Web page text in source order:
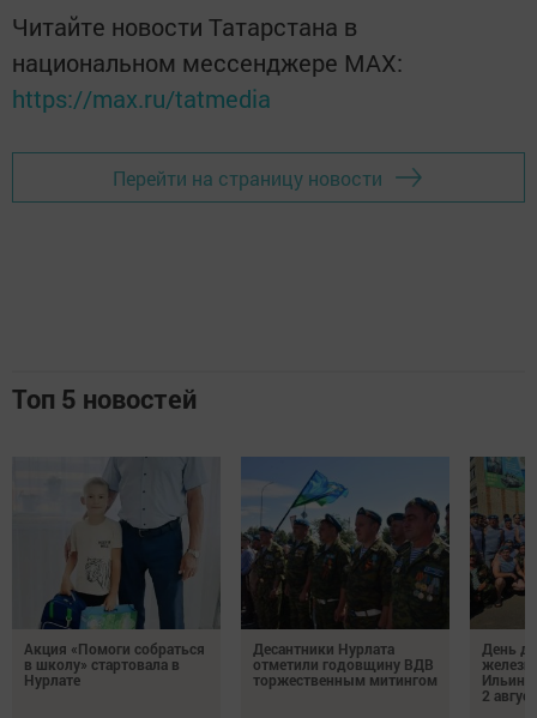
Читайте новости Татарстана в
национальном мессенджере MАХ:
https://max.ru/tatmedia
Перейти на страницу новости
Топ 5 новостей
Акция «Помоги собраться
в школу» стартовала в
Нурлате
Десантники Нурлата
отметили годовщину ВДВ
торжественным митингом
День
Ильин
2